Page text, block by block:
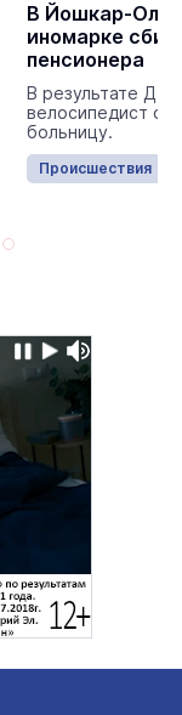
В Йошкар-Оле
иномарке
пенсионера
В результате
велосипедист с
больницу.
Происшествия